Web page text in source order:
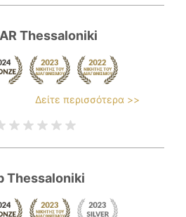
Thessaloniki
Δείτε περισσότερα >>
Thessaloniki